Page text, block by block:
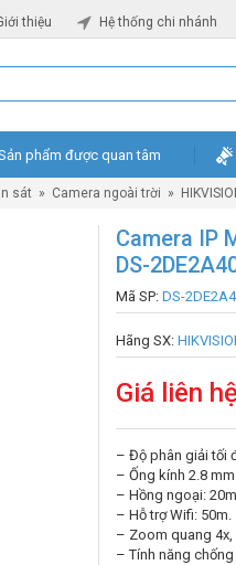
thiệu Hệ thống chi nhánh
phẩm được quan tâm
sát » Camera ngoài trời »
Camera IP
DS-
Mã SP: DS-
Hãng SX:
Giá liên
– Độ phân giải tối
– Ống kính 2.8
– Hồng ngoại:
– Hỗ trợ Wifi: 50m.
– Zoom quang
– Tính năng